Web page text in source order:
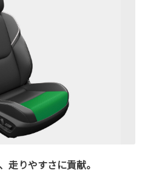
走りやすさに貢献。